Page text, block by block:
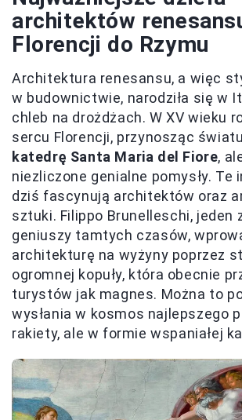
architektów
Florencji do Rzymu
Architektura renesansu, a więc
w budownictwie, narodziła się w
chleb na drożdżach. W XV wieku
sercu Florencji, przynosząc
katedrę Santa Maria del Fiore,
niezliczone genialne pomysły. Te
dziś fascynują architektów oraz
sztuki. Filippo Brunelleschi, jeden
geniuszy tamtych czasów,
architekturę na wyżyny poprzez
ogromnej kopuły, która obecnie
turystów jak magnes. Można to
wysłania w kosmos najlepszego
rakiety, ale w formie wspaniałej